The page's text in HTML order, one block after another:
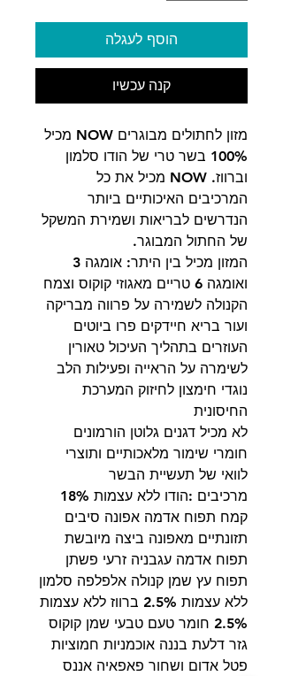
הוסף לעגלה
קנה עכשיו
מזון לחתולים מבוגרים NOW מכיל
100% בשר טרי של הודו סלמון
וברווז. NOW מכיל את כל
המרכיבים האיכותיים ביותר
הנדרשים לבריאות ושמירת המשקל
של החתול המבוגר.
המזון מכיל בין היתר: אומגה 3
ואומגה 6 טריים מאגוזי קוקוס וצמח
הקנולה לשמירה על פרווה מבריקה
ועור בריא חיידקים פרו ביוטים
העוזרים בתהליך העיכול טאורין
לשימרה על הראייה ופעילות הלב
נוגדי חימצון לחיזוק המערכת
החיסונית
לא מכיל דגנים גלוטן הורמונים
חומרי שימור מלאכותיים ותוצרי
לוואי של תעשיית הבשר
מרכיבים :הודו ללא עצמות 18%
קמח תפוח אדמה אפונה סיבים
תזונתיים מאפונה ביצה מיובשת
תפוח אדמה עגבניה זרעי פשתן
תפוח עץ שמן קנולה אלפלפה סלמון
ללא עצמות 2.5% ברווז ללא עצמות
2.5% חומר טעם טבעי שמן קוקוס
גזר דלעת בננה אוכמניות חמוציות
פטל אדום ושחור פאפאיה אננס